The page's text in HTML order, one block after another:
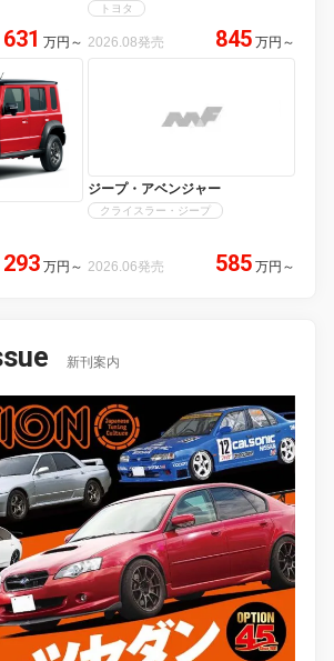
631 万円 ～
トヨタ
2026.08発売 845 万円 ～
293 万円 ～
ジープ・アベンジャー
クライスラー・ジープ
2026.06発売 585 万円 ～
新刊案内